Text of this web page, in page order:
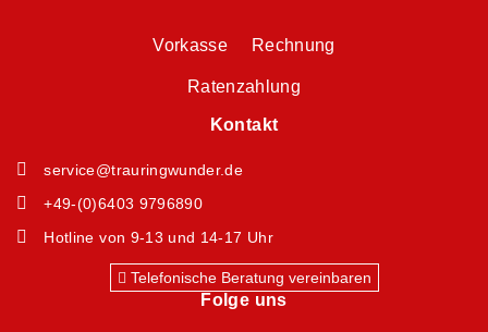
Vorkasse Rechnung
Ratenzahlung
Kontakt
service@trauringwunder.de
+49-(0)6403 9796890
Hotline von 9-13 und 14-17 Uhr
Telefonische Beratung vereinbaren
Folge uns